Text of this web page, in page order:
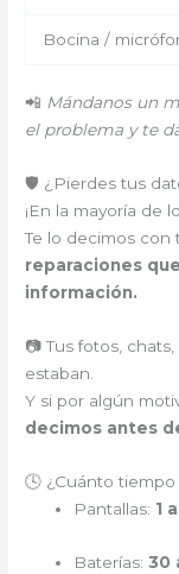
Bocina /
📲 Mándanos un
el problema y te
🛡️ ¿Pierdes tus
¡En la mayoría de
Te lo decimos con
reparaciones
información.
📷 Tus fotos,
estaban.
Y si por algún
decimos antes
🕓 ¿Cuánto
Pantallas: 1
Baterías:30